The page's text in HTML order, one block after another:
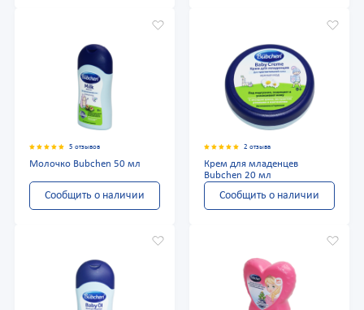
5 отзывов
Молочко Bubchen 50 мл
Сообщить о наличии
2 отзыва
Крем для младенцев
Bubchen 20 мл
Сообщить о наличии